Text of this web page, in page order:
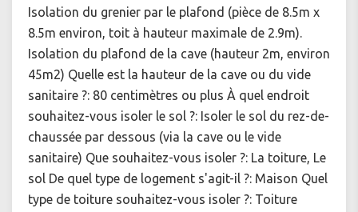
Isolation du grenier par le plafond (pièce de 8.5m x
8.5m environ, toit à hauteur maximale de 2.9m).
Isolation du plafond de la cave (hauteur 2m, environ
45m2) Quelle est la hauteur de la cave ou du vide
sanitaire ?: 80 centimètres ou plus À quel endroit
souhaitez-vous isoler le sol ?: Isoler le sol du rez-de-
chaussée par dessous (via la cave ou le vide
sanitaire) Que souhaitez-vous isoler ?: La toiture, Le
sol De quel type de logement s'agit-il ?: Maison Quel
type de toiture souhaitez-vous isoler ?: Toiture